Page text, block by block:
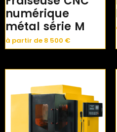
numérique
métal série M
à partir de 8 500 €